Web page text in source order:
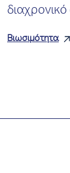
Βιωσιμότητα